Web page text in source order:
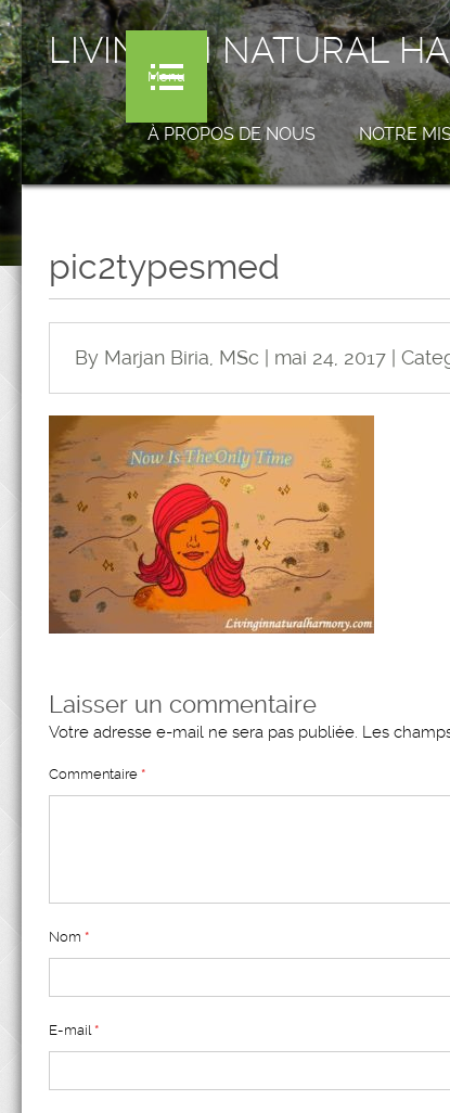
LIVING IN NATURAL
Menu
À PROPOS DE NOUS NOTRE
pic2typesmed
By Marjan Biria, MSc | mai 24, 2017 |
Laisser un commentaire
Votre adresse e-mail ne sera pas publiée. Les
Commentaire *
Nom *
E-mail *